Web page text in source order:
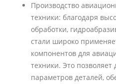
Производство
техники: благодаря
обработки,
стали широко
компонентов для
техники. Это
параметров деталей,